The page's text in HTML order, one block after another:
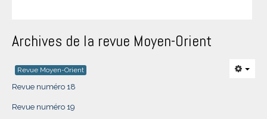
Archives de la revue Moyen-Orient
Revue Moyen-Orient
Revue numéro 18
Revue numéro 19